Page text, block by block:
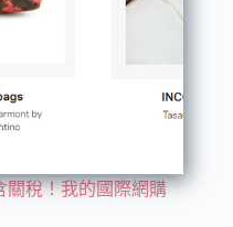
關稅！我的國際網購